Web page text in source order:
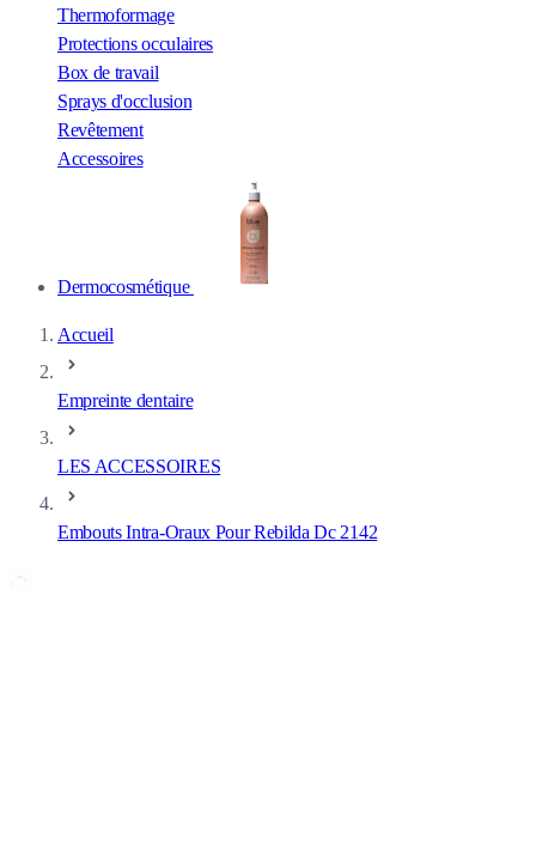
Thermoformage
Protections occulaires
Box de travail
Sprays d'occlusion
Revêtement
Accessoires
Dermocosmétique
Accueil
Empreinte dentaire
LES ACCESSOIRES
Embouts Intra-Oraux Pour Rebilda Dc 2142